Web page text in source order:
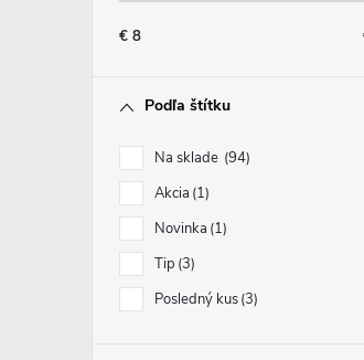
€ 8
Podľa štítku
Na sklade 94
Akcia 1
Novinka 1
Tip 3
Posledný kus 3